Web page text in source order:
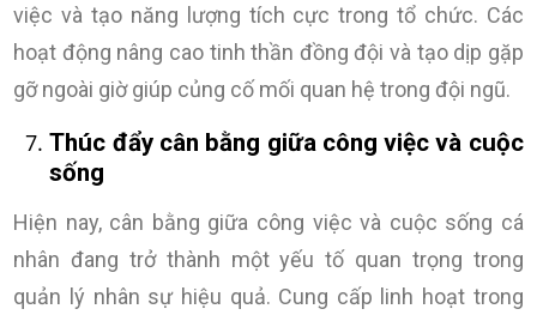
việc và tạo năng lượng tích cực trong tổ chức. Các
hoạt động nâng cao tinh thần đồng đội và tạo dịp gặp
gỡ ngoài giờ giúp củng cố mối quan hệ trong đội ngũ.
Thúc đẩy cân bằng giữa công việc và cuộc
sống
Hiện nay, cân bằng giữa công việc và cuộc sống cá
nhân đang trở thành một yếu tố quan trọng trong
quản lý nhân sự hiệu quả. Cung cấp linh hoạt trong